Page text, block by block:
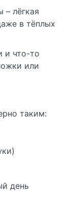
– лёгкая
в тёплых
и что-то
или
таким:
день